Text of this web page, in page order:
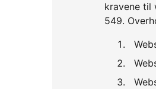
kravene til
549.